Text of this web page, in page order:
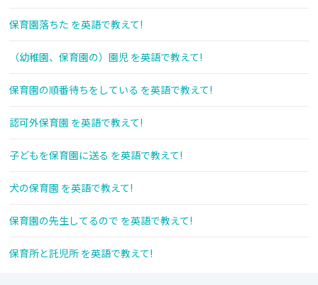
保育園落ちた を英語で教えて!
（幼稚園、保育園の）園児 を英語で教えて!
保育園の順番待ちをしている を英語で教えて!
認可外保育園 を英語で教えて!
子どもを保育園に送る を英語で教えて!
犬の保育園 を英語で教えて!
保育園の先生してるので を英語で教えて!
保育所と託児所 を英語で教えて!